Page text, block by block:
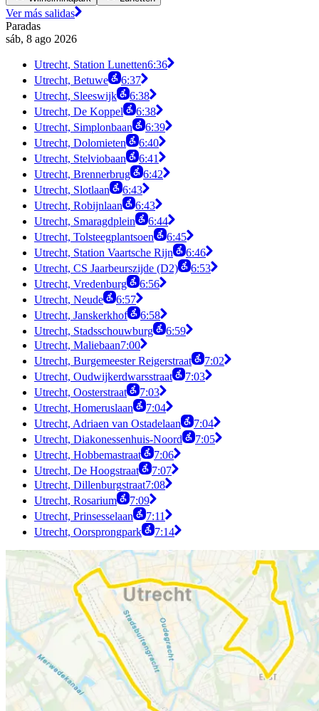
Ver más salidas
Paradas
sáb, 8 ago 2026
Utrecht, Station Lunetten6:36
Utrecht, Betuwe
6:37
Utrecht, Sleeswijk
6:38
Utrecht, De Koppel
6:38
Utrecht, Simplonbaan
6:39
Utrecht, Dolomieten
6:40
Utrecht, Stelviobaan
6:41
Utrecht, Brennerbrug
6:42
Utrecht, Slotlaan
6:43
Utrecht, Robijnlaan
6:43
Utrecht, Smaragdplein
6:44
Utrecht, Tolsteegplantsoen
6:45
Utrecht, Station Vaartsche Rijn
6:46
Utrecht, CS Jaarbeurszijde (D2)
6:53
Utrecht, Vredenburg
6:56
Utrecht, Neude
6:57
Utrecht, Janskerkhof
6:58
Utrecht, Stadsschouwburg
6:59
Utrecht, Maliebaan7:00
Utrecht, Burgemeester Reigerstraat
7:02
Utrecht, Oudwijkerdwarsstraat
7:03
Utrecht, Oosterstraat
7:03
Utrecht, Homeruslaan
7:04
Utrecht, Adriaen van Ostadelaan
7:04
Utrecht, Diakonessenhuis-Noord
7:05
Utrecht, Hobbemastraat
7:06
Utrecht, De Hoogstraat
7:07
Utrecht, Dillenburgstraat7:08
Utrecht, Rosarium
7:09
Utrecht, Prinsesselaan
7:11
Utrecht, Oorsprongpark
7:14